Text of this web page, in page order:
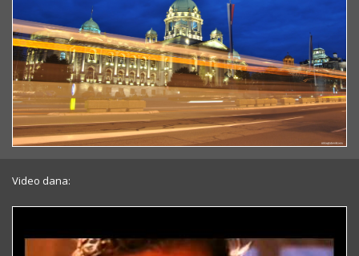
Video dana: